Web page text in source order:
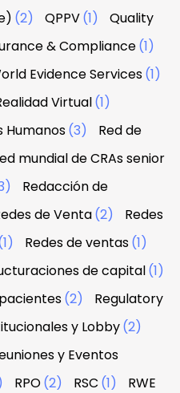
(2) QPPV(1)
Quality
& Compliance(1)
Evidence Services(1)
Virtual(1)
Humanos(3)
Red de
mundial de CRAs senior
Redacción de
de Venta(2)
Redes
Redes de ventas(1)
de capital(1)
(2)
Regulatory
y Lobby(2)
y Eventos
RPO(2) RSC (1)
RWE